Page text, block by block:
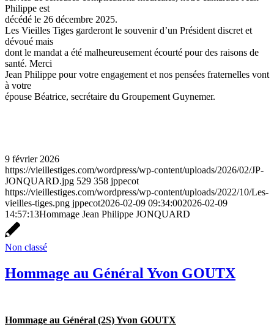
Philippe est
décédé le 26 décembre 2025.
Les Vieilles Tiges garderont le souvenir d’un Président discret et
dévoué mais
dont le mandat a été malheureusement écourté pour des raisons de
santé. Merci
Jean Philippe pour votre engagement et nos pensées fraternelles vont
à votre
épouse Béatrice, secrétaire du Groupement Guynemer.
9 février 2026
https://vieillestiges.com/wordpress/wp-content/uploads/2026/02/JP-
JONQUARD.jpg 529 358 jppecot
https://vieillestiges.com/wordpress/wp-content/uploads/2022/10/Les-
vieilles-tiges.png jppecot2026-02-09 09:34:002026-02-09
14:57:13Hommage Jean Philippe JONQUARD
Non classé
Hommage au Général Yvon GOUTX
Hommage au Général (2S) Yvon GOUTX